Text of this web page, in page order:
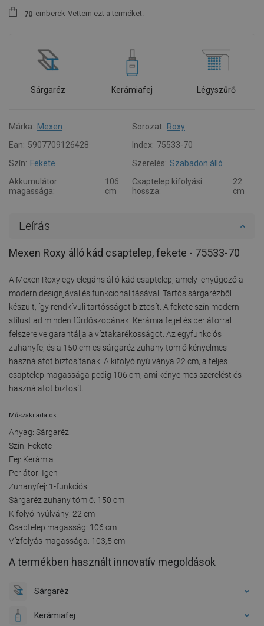
70 emberek Vettem ezt a terméket.
Sárgaréz Kerámiafej Légyszűrő
Márka: Mexen Sorozat: Roxy
Ean: 5907709126428 Index: 75533-70
Szín: Fekete Szerelés: Szabadon álló
Akkumulátor
magassága:
106
cm
Csaptelep kifolyási
hossza:
22
cm
Leírás
Mexen Roxy álló kád csaptelep, fekete - 75533-70
A Mexen Roxy egy elegáns álló kád csaptelep, amely lenyűgöző a
modern designjával és funkcionalitásával. Tartós sárgarézből
készült, így rendkívüli tartósságot biztosít. A fekete szín modern
stílust ad minden fürdőszobának. Kerámia fejjel és perlátorral
felszerelve garantálja a víztakarékosságot. Az egyfunkciós
zuhanyfej és a 150 cm-es sárgaréz zuhany tömlő kényelmes
használatot biztosítanak. A kifolyó nyúlványa 22 cm, a teljes
csaptelep magassága pedig 106 cm, ami kényelmes szerelést és
használatot biztosít.
Műszaki adatok:
Anyag: Sárgaréz
Szín: Fekete
Fej: Kerámia
Perlátor: Igen
Zuhanyfej: 1-funkciós
Sárgaréz zuhany tömlő: 150 cm
Kifolyó nyúlvány: 22 cm
Csaptelep magasság: 106 cm
Vízfolyás magassága: 103,5 cm
A termékben használt innovatív megoldások
Sárgaréz
Kerámiafej